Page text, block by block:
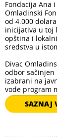
Fondacija Ana
Omladinski
od 4.000
inicijativa u toj
opština i
sredstva u
Divac
odbor
izabrani na
vode program
SAZNAJ